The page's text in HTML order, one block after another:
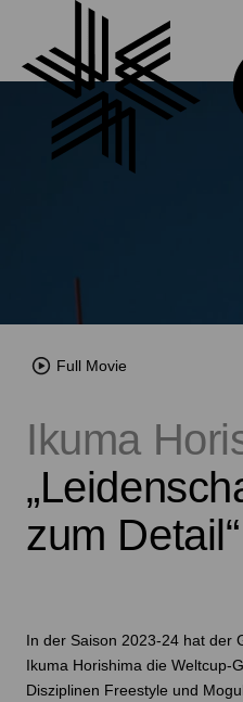
Full Movie
Ikuma
zum Detail“
In der Saison 2023-24 hat der
Ikuma Horishima die Weltcup-
Disziplinen Freestyle und